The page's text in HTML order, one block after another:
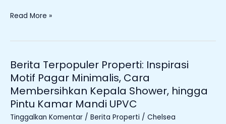
Read More »
Berita Terpopuler Properti: Inspirasi
Motif Pagar Minimalis, Cara
Membersihkan Kepala Shower, hingga
Pintu Kamar Mandi UPVC
Tinggalkan Komentar / Berita Properti / Chelsea
Berita
Terpopuler
Properti:
Inspirasi
Motif
Pagar